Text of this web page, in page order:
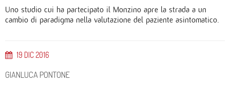
Uno studio cui ha partecipato il Monzino apre la strada a un
cambio di paradigma nella valutazione del paziente asintomatico.
19 DIC 2016
GIANLUCA PONTONE